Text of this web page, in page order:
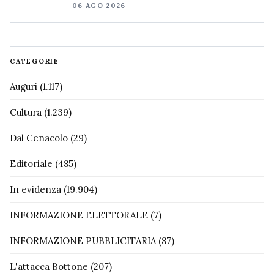
06 AGO 2026
CATEGORIE
Auguri (1.117)
Cultura (1.239)
Dal Cenacolo (29)
Editoriale (485)
In evidenza (19.904)
INFORMAZIONE ELETTORALE (7)
INFORMAZIONE PUBBLICITARIA (87)
L'attacca Bottone (207)